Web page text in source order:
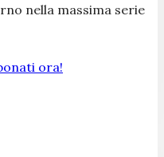
nella massima serie
ora!